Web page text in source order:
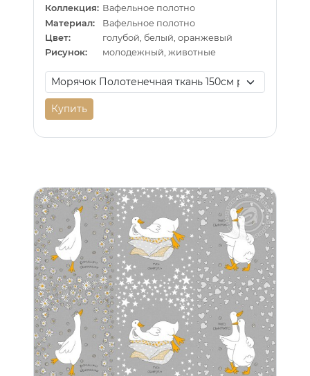
Коллекция: Вафельное полотно
Материал:
Вафельное полотно
Цвет:
голубой, белый, оранжевый
Рисунок:
молодежный, животные
Купить